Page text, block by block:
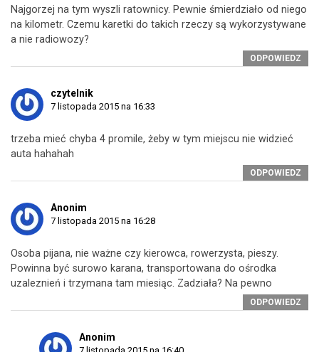
Najgorzej na tym wyszli ratownicy. Pewnie śmierdziało od niego
na kilometr. Czemu karetki do takich rzeczy są wykorzystywane
a nie radiowozy?
ODPOWIEDZ
czytelnik
7 listopada 2015 na 16:33
trzeba mieć chyba 4 promile, żeby w tym miejscu nie widzieć
auta hahahah
ODPOWIEDZ
Anonim
7 listopada 2015 na 16:28
Osoba pijana, nie ważne czy kierowca, rowerzysta, pieszy.
Powinna być surowo karana, transportowana do ośrodka
uzaleznień i trzymana tam miesiąc. Zadziała? Na pewno
ODPOWIEDZ
Anonim